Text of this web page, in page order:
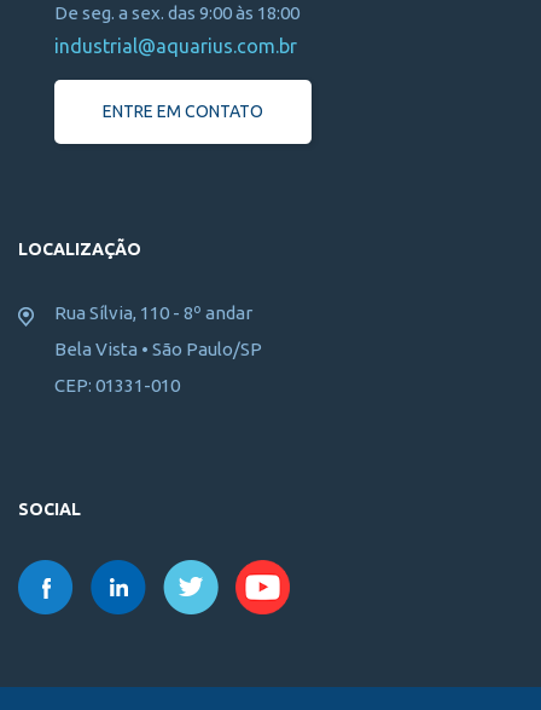
De seg. a sex. das 9:00 às 18:00
industrial@aquarius.com.br
ENTRE EM CONTATO
LOCALIZAÇÃO
Rua Sílvia, 110 - 8º andar
Bela Vista • São Paulo/SP
CEP: 01331-010
SOCIAL